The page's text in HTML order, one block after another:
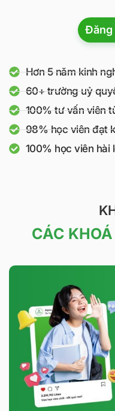
Đăng
Hơn 5 năm kinh
60+ trường uỷ
100% tư vấn viên
98% học viên đạt
100% học viên hài
CÁC